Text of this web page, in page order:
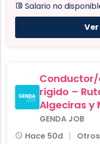
Salario no
rígido –
Algeciras y
GENDA JOB
Hace 50d
Otros